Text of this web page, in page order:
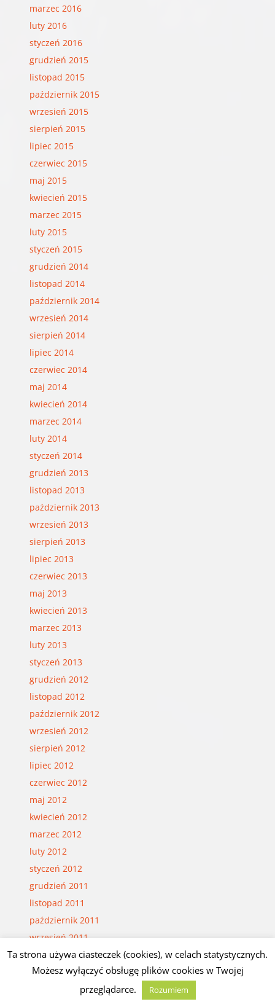
marzec 2016
luty 2016
styczeń 2016
grudzień 2015
listopad 2015
październik 2015
wrzesień 2015
sierpień 2015
lipiec 2015
czerwiec 2015
maj 2015
kwiecień 2015
marzec 2015
luty 2015
styczeń 2015
grudzień 2014
listopad 2014
październik 2014
wrzesień 2014
sierpień 2014
lipiec 2014
czerwiec 2014
maj 2014
kwiecień 2014
marzec 2014
luty 2014
styczeń 2014
grudzień 2013
listopad 2013
październik 2013
wrzesień 2013
sierpień 2013
lipiec 2013
czerwiec 2013
maj 2013
kwiecień 2013
marzec 2013
luty 2013
styczeń 2013
grudzień 2012
listopad 2012
październik 2012
wrzesień 2012
sierpień 2012
lipiec 2012
czerwiec 2012
maj 2012
kwiecień 2012
marzec 2012
luty 2012
styczeń 2012
grudzień 2011
listopad 2011
październik 2011
wrzesień 2011
sierpień 2011
lipiec 2011
czerwiec 2011
Ta strona używa ciasteczek (cookies), w celach statystycznych.
Możesz wyłączyć obsługę plików cookies w Twojej
przeglądarce.
Rozumiem